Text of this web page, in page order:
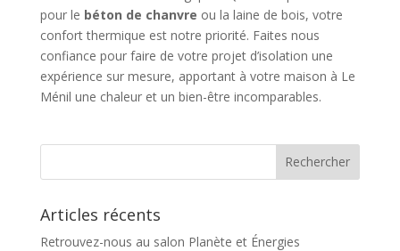
pour le béton de chanvre ou la laine de bois, votre
confort thermique est notre priorité. Faites nous
confiance pour faire de votre projet d’isolation une
expérience sur mesure, apportant à votre maison à Le
Ménil une chaleur et un bien-être incomparables.
Articles récents
Retrouvez-nous au salon Planète et Énergies